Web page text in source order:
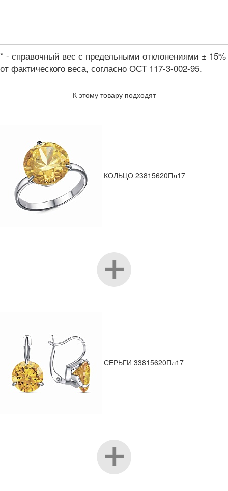
* - справочный вес с предельными отклонениями ± 15%
от фактического веса, согласно ОСТ 117-3-002-95.
К этому товару подходят
КОЛЬЦО 23815620Пл17
СЕРЬГИ 33815620Пл17